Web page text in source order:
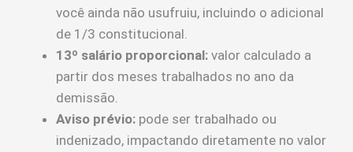
você ainda não usufruiu, incluindo o adicional
de 1/3 constitucional.
13º salário proporcional: valor calculado a
partir dos meses trabalhados no ano da
demissão.
Aviso prévio: pode ser trabalhado ou
indenizado, impactando diretamente no valor